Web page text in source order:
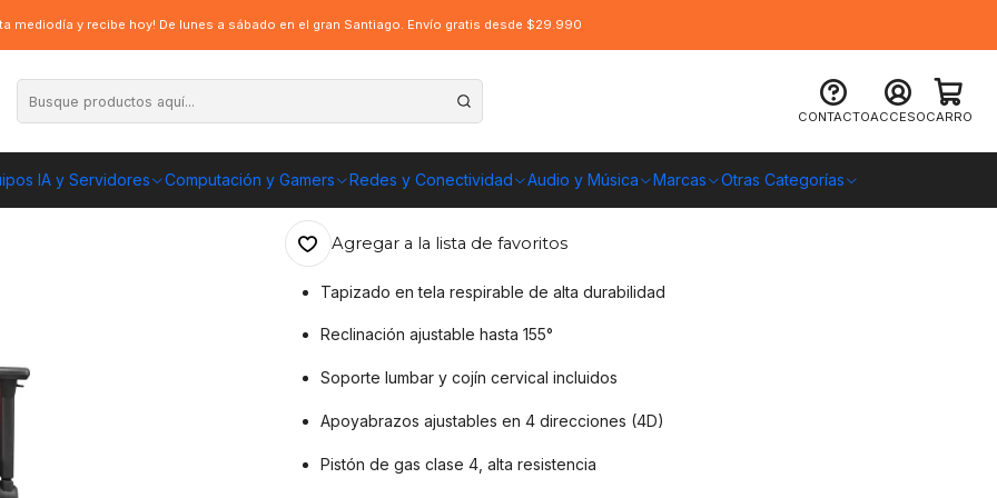
CONTACTOACCESOCARRO
IA y Servidores Computación y Gamers Redes y Conectividad Audio y Música Marcas Otras Categorías
mediodía y recibe hoy! De lunes a sábado en el gran Santiago. Envío gratis desde $29.990
Armor One V2 F Tela, Brazos 4D, 155°
Silla Gamer Cougar Armor One V2 F Tela, Brazos 4D,
155°
ENVÍO GRATIS A TODO CHILE
Agregar a la lista de favoritos
Tapizado en tela respirable de alta durabilidad
Reclinación ajustable hasta 155°
Soporte lumbar y cojín cervical incluidos
Apoyabrazos ajustables en 4 direcciones (4D)
Pistón de gas clase 4, alta resistencia